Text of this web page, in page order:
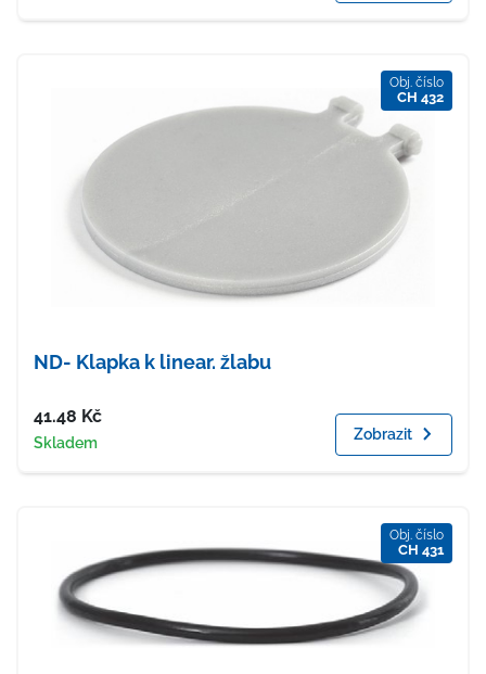
Obj. číslo
CH 432
ND- Klapka k linear. žlabu
Cena
41.48 Kč
Dostupnost
Skladem Zobrazit
Obj. číslo
CH 431